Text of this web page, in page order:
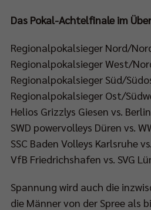
Das Pokal-Achtelfinale im
Regionalpokalsieger Nord/
Regionalpokalsieger West/
Regionalpokalsieger Süd/
Regionalpokalsieger Ost/
Helios Grizzlys Giesen vs.
SWD powervolleys Düren vs.
SSC Baden Volleys Karlsruhe
VfB Friedrichshafen vs. SVG
Spannung wird auch die
die Männer von der Spree als